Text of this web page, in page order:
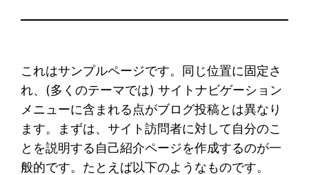
これはサンプルページです。同じ位置に固定さ
れ、(多くのテーマでは) サイトナビゲーション
メニューに含まれる点がブログ投稿とは異なり
ます。まずは、サイト訪問者に対して自分のこ
とを説明する自己紹介ページを作成するのが一
般的です。たとえば以下のようなものです。